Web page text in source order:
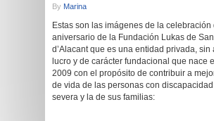
By Marina
Estas son las imágenes de la celebración
aniversario de la Fundación Lukas de
d’Alacant que es una entidad privada, sin
lucro y de carácter fundacional que nace
2009 con el propósito de contribuir a
de vida de las personas con
severa y la de sus familias: